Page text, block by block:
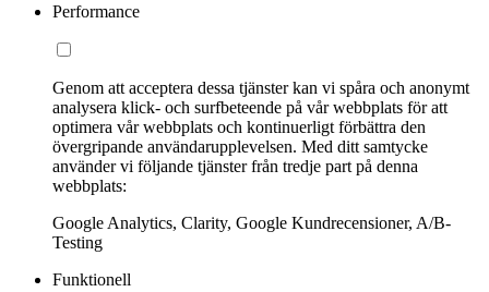
Performance
Genom att acceptera dessa tjänster kan vi spåra och anonymt
analysera klick- och surfbeteende på vår webbplats för att
optimera vår webbplats och kontinuerligt förbättra den
övergripande användarupplevelsen. Med ditt samtycke
använder vi följande tjänster från tredje part på denna
webbplats:
Google Analytics, Clarity, Google Kundrecensioner, A/B-
Testing
Funktionell